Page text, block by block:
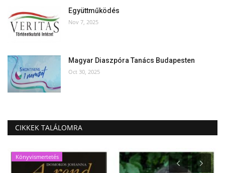
Együttműködés
Nov 7, 2025
Magyar Diaszpóra Tanács Budapesten
Oct 30, 2025
CIKKEK TALÁLOMRA
Könyvismertetés